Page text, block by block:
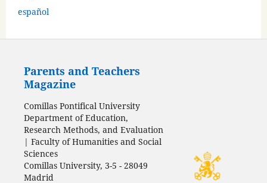
español
Parents and Teachers
Magazine
Comillas Pontifical University
Department of Education,
Research Methods, and Evaluation
| Faculty of Humanities and Social
Sciences
Comillas University, 3-5 - 28049
Madrid